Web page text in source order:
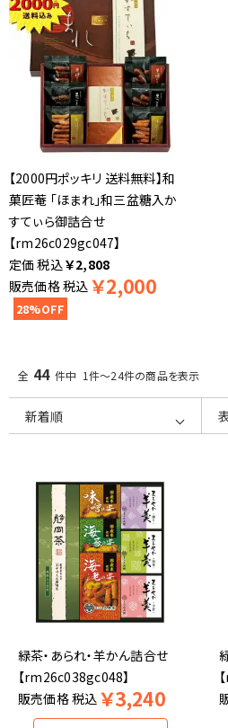
【2000円ポッキリ 送料無料】和
菓匠菴 「ほまれ」和三盆糖入か
すてぃら御詰合せ
【rm26c029gc047】
税込￥2,808
販売価格税込 ￥2,000
28%OFF
全 44 件中 1件～24件の商品を表示
緑茶・あられ・羊かん詰合せ
【rm26c038gc048】
販売価格税込 ￥3,240